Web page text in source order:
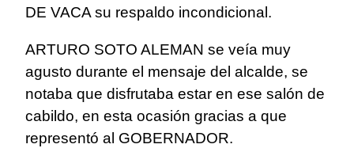
DE VACA su respaldo incondicional.
ARTURO SOTO ALEMAN se veía muy
agusto durante el mensaje del alcalde, se
notaba que disfrutaba estar en ese salón de
cabildo, en esta ocasión gracias a que
representó al GOBERNADOR.